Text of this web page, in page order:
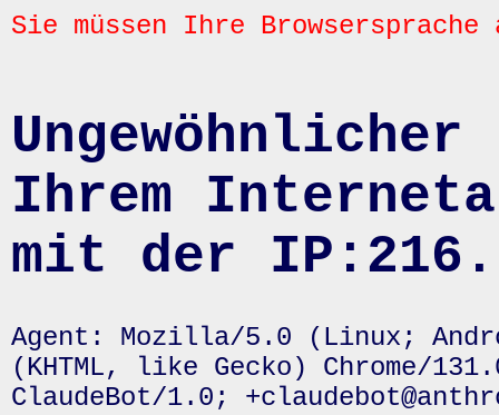
Sie müssen Ihre
Ihrem
mit der
Agent: Mozilla/5.0 (Linux;
(KHTML, like Gecko) Chrome/
ClaudeBot/1.0;